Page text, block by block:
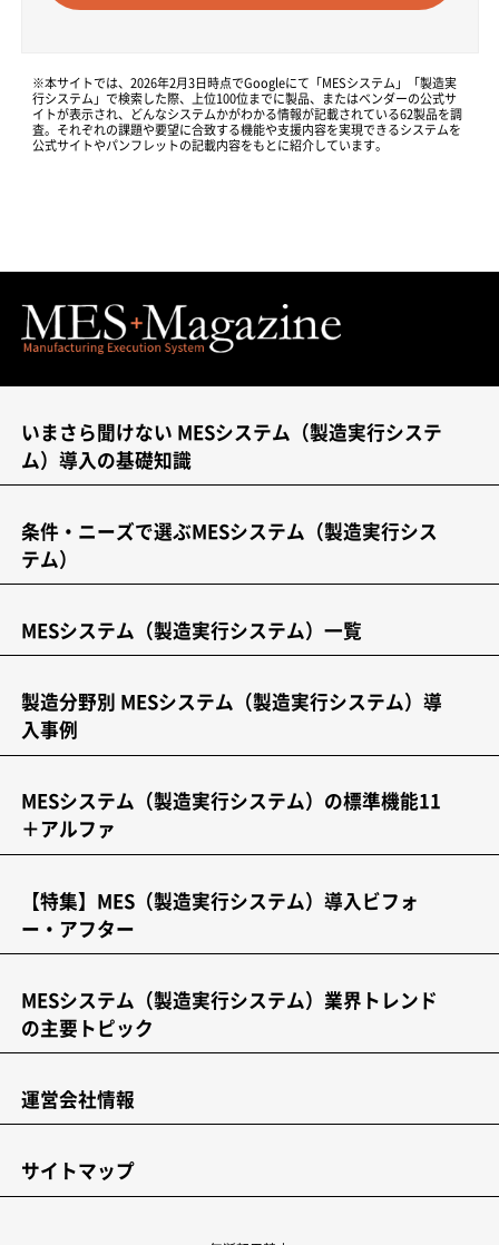
※本サイトでは、2026年2月3日時点でGoogleにて「MESシステム」「製造実
行システム」で検索した際、上位100位までに製品、またはベンダーの公式サ
イトが表示され、どんなシステムかがわかる情報が記載されている62製品を調
査。それぞれの課題や要望に合致する機能や支援内容を実現できるシステムを
公式サイトやパンフレットの記載内容をもとに紹介しています。
いまさら聞けない MESシステム（製造実行システ
ム）導入の基礎知識
条件・ニーズで選ぶMESシステム（製造実行シス
テム）
MESシステム（製造実行システム）一覧
製造分野別 MESシステム（製造実行システム）導
入事例
MESシステム（製造実行システム）の標準機能11
＋アルファ
【特集】MES（製造実行システム）導入ビフォ
ー・アフター
MESシステム（製造実行システム）業界トレンド
の主要トピック
運営会社情報
サイトマップ